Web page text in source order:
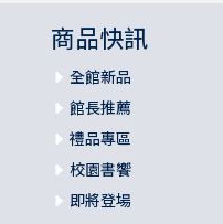
商品快訊
全館新品
館長推薦
禮品專區
校園書饗
即將登場